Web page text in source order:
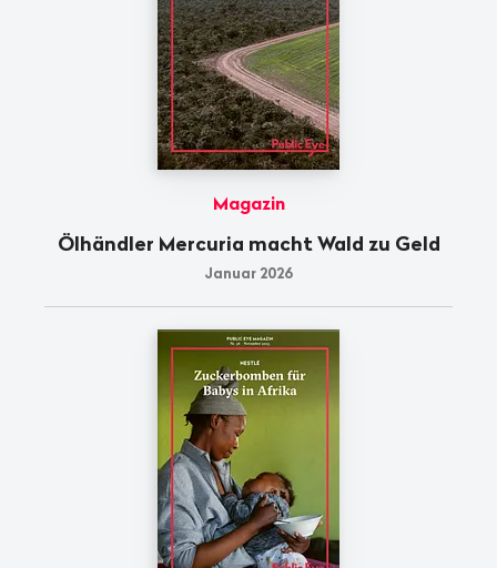
Magazin
Ölhändler Mercuria macht Wald zu Geld
Januar 2026